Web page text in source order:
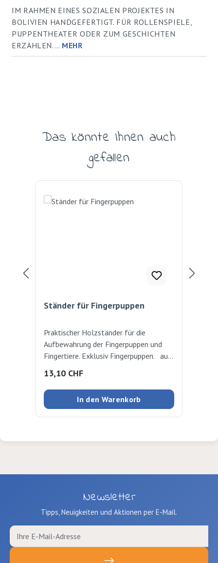
IM RAHMEN EINES SOZIALEN PROJEKTES IN
BOLIVIEN HANDGEFERTIGT. FÜR ROLLENSPIELE,
PUPPENTHEATER ODER ZUM GESCHICHTEN
ERZÄHLEN.… MEHR
Produktgalerie überspringen
Das könnte Ihnen auch
gefallen
Ständer für Fingerpuppen
Praktischer Holzständer für die
Aufbewahrung der Fingerpuppen und
Fingertiere. Exklusiv Fingerpuppen. aus
Regulärer Preis:
13,10 CHF
In den Warenkorb
Newsletter
Tipps, Neuigkeiten und Aktionen per E-Mail.